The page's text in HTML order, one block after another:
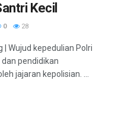
Kecil
0 28
| Wujud kepedulian Polri
pendidikan
jajaran kepolisian. ...